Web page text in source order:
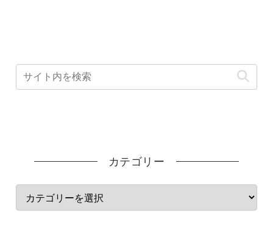
カテゴリー